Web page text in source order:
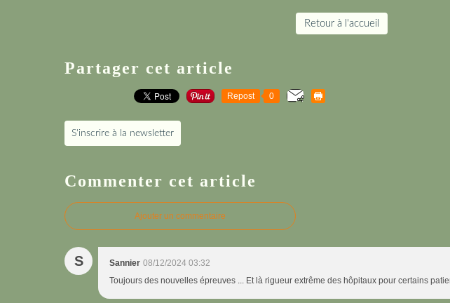
Retour à l'accueil
Partager cet article
Repost 0
S'inscrire à la newsletter
Commenter cet article
Ajouter un commentaire
S Sannier 08/12/2024 03:32
Toujours des nouvelles épreuves ... Et là rigueur extrême des hôpitaux pour certains